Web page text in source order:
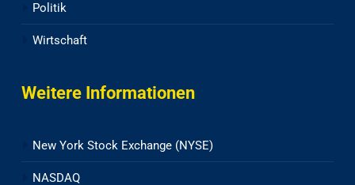
Politik
Wirtschaft
Weitere Informationen
New York Stock Exchange (NYSE)
NASDAQ